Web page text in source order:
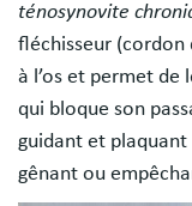
ténosynovite
fléchisseur (cordon
à l’os et permet de
qui bloque son
guidant et
gênant ou